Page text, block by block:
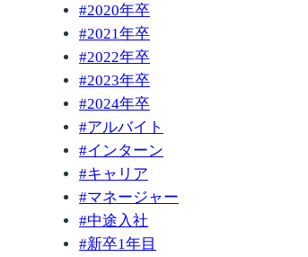
#2020年卒
#2021年卒
#2022年卒
#2023年卒
#2024年卒
#アルバイト
#インターン
#キャリア
#マネージャー
#中途入社
#新卒1年目